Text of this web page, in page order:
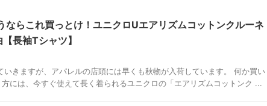
ならこれ買っとけ！ユニクロUエアリズムコットンクルーネ
長袖Tシャツ】
きますが、アパレルの店頭には早くも秋物が入荷しています。 何か買い
には、今すぐ使えて長く着られるユニクロの「エアリズムコットンク ...